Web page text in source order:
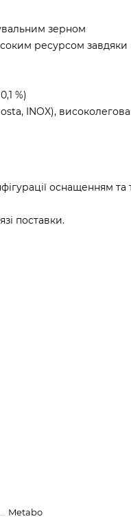
зерном
ресурсом
%)
INOX),
оснащенням
поставки.
Metabo